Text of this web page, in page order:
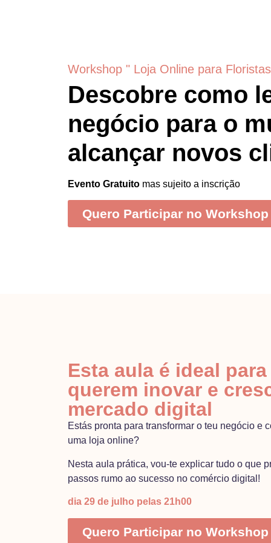
Workshop " Loja Online para
Descobre como
negócio para o
alcançar novos
Evento Gratuito mas sujeito a inscrição
Quero Participar no Workshop
Esta aula é ideal
querem inovar e
mercado digital
Estás pronta para transformar o teu negócio e
uma loja online?
Nesta aula prática, vou-te explicar tudo o que
passos rumo ao sucesso no comércio digital!
dia 29 de julho pelas 21h00
Quero Participar no Workshop